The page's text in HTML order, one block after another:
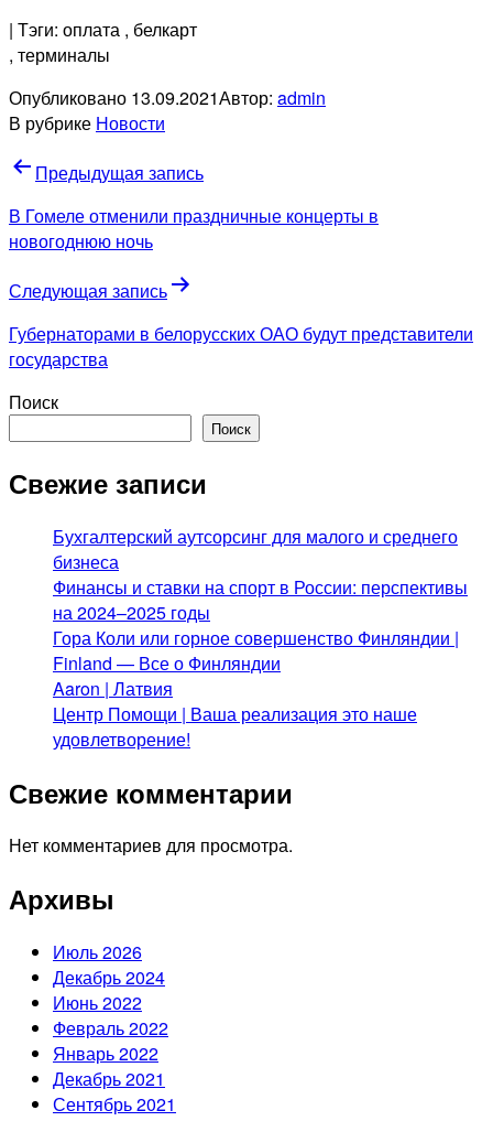
| Тэги: оплата , белкарт
, терминалы
Опубликовано 13.09.2021Автор: admin
В рубрике Новости
Навигация
по
записям
Предыдущая запись
В Гомеле отменили праздничные концерты в
новогоднюю ночь
Следующая запись
Губернаторами в белорусских ОАО будут представители
государства
Поиск
Поиск
Свежие записи
Бухгалтерский аутсорсинг для малого и среднего
бизнеса
Финансы и ставки на спорт в России: перспективы
на 2024–2025 годы
Гора Коли или горное совершенство Финляндии |
Finland — Все о Финляндии
Aaron | Латвия
Центр Помощи | Ваша реализация это наше
удовлетворение!
Свежие комментарии
Нет комментариев для просмотра.
Архивы
Июль 2026
Декабрь 2024
Июнь 2022
Февраль 2022
Январь 2022
Декабрь 2021
Сентябрь 2021